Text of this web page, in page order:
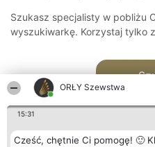
ORŁY Szewstwa
15:31
Cześć, chętnie Ci pomogę! 🙂
Szukasz specjalisty w pobliżu
wyszukiwarkę. Korzystaj tylko